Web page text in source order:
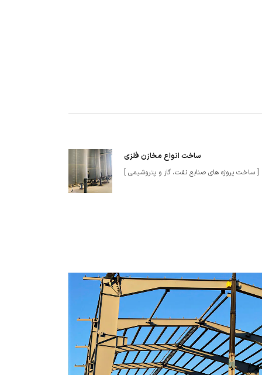
ساخت انواع مخازن فلزی
[ ساخت پروژه های صنابع نفت، گاز و پتروشیمی ]